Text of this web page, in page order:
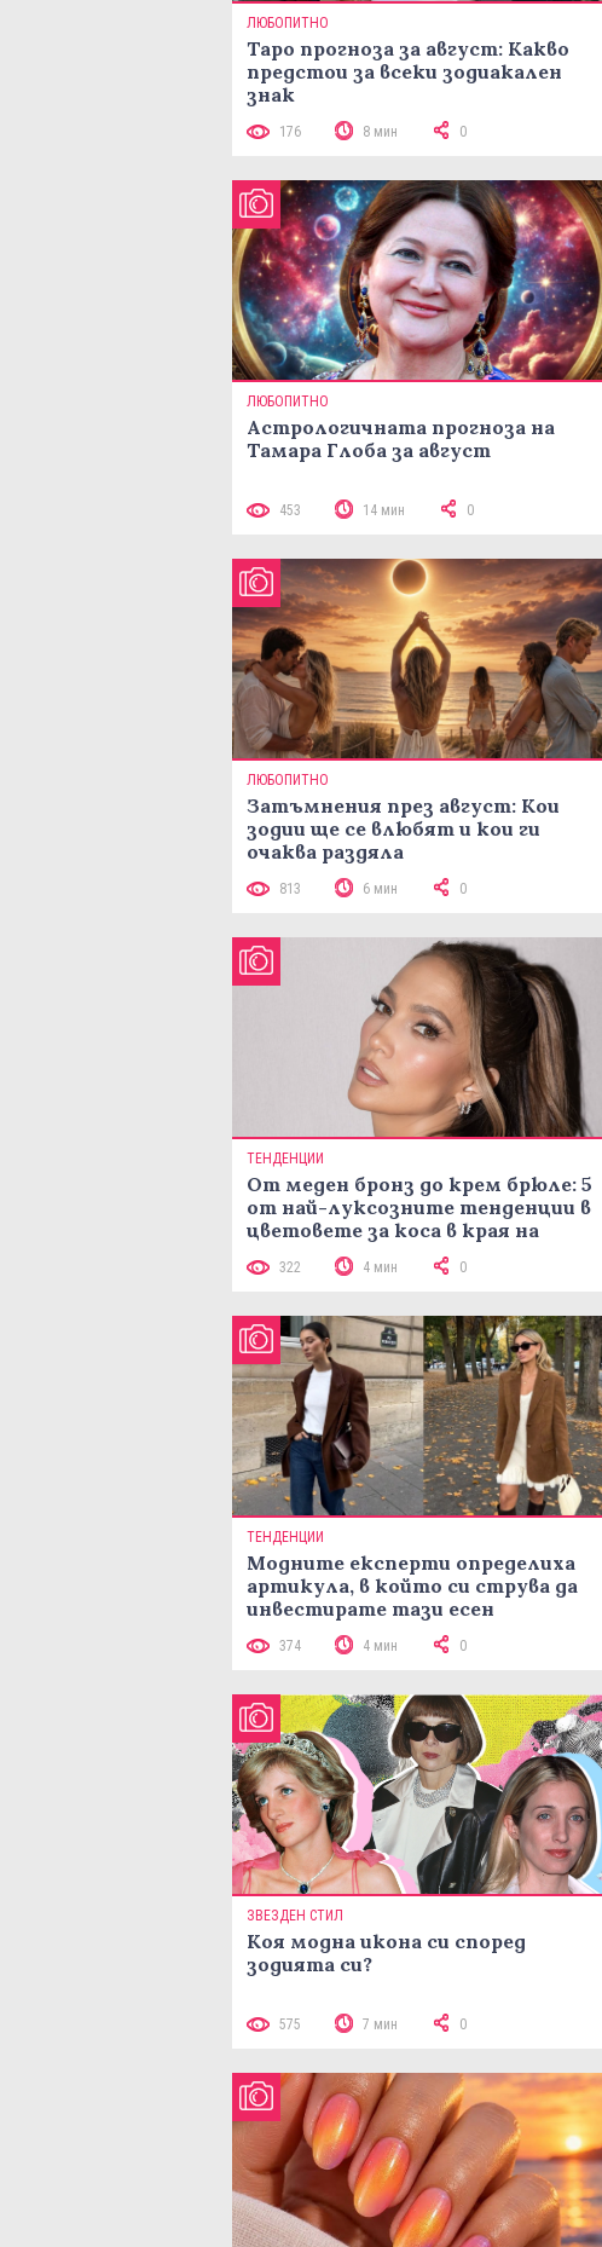
ЛЮБОПИТНО
Таро прогноза за август: Какво
предстои за всеки зодиакален
знак
176 8 мин 0
ЛЮБОПИТНО
Астрологичната прогноза на
Тамара Глоба за август
453 14 мин 0
ЛЮБОПИТНО
Затъмнения през август: Кои
зодии ще се влюбят и кои ги
очаква раздяла
813 6 мин 0
ТЕНДЕНЦИИ
От меден бронз до крем брюле: 5
от най-луксозните тенденции в
цветовете за коса в края на
322 4 мин 0
ТЕНДЕНЦИИ
Модните експерти определиха
артикула, в който си струва да
инвестирате тази есен
374 4 мин 0
ЗВЕЗДЕН СТИЛ
Коя модна икона си според
зодията си?
575 7 мин 0